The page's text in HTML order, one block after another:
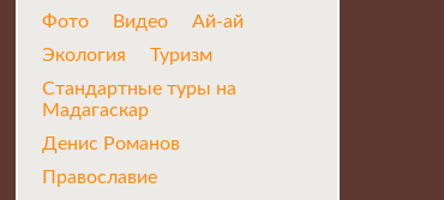
Фото
Видео
Ай-ай
Экология
Туризм
Стандартные туры на
Мадагаскар
Денис Романов
Православие